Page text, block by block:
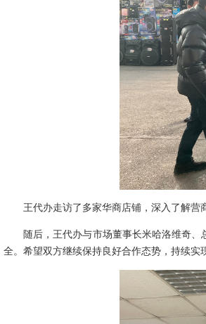
王代办走访了多家华商店铺，深入了解营
随后，王代办与市场董事长米哈洛维奇、
全。希望双方继续保持良好合作态势，持续实